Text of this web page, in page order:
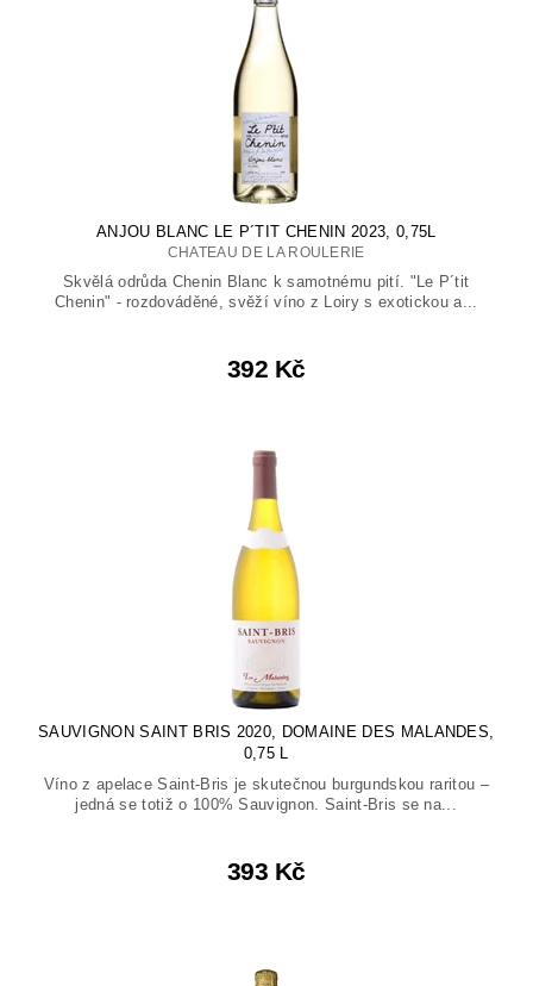
ANJOU BLANC LE P´TIT CHENIN 2023, 0,75L
CHATEAU DE LA ROULERIE
Skvělá odrůda Chenin Blanc k samotnému pití. "Le P´tit
Chenin" - rozdováděné, svěží víno z Loiry s exotickou a...
392 Kč
SAUVIGNON SAINT BRIS 2020, DOMAINE DES MALANDES,
0,75 L
Víno z apelace Saint-Bris je skutečnou burgundskou raritou –
jedná se totiž o 100% Sauvignon. Saint-Bris se na...
393 Kč